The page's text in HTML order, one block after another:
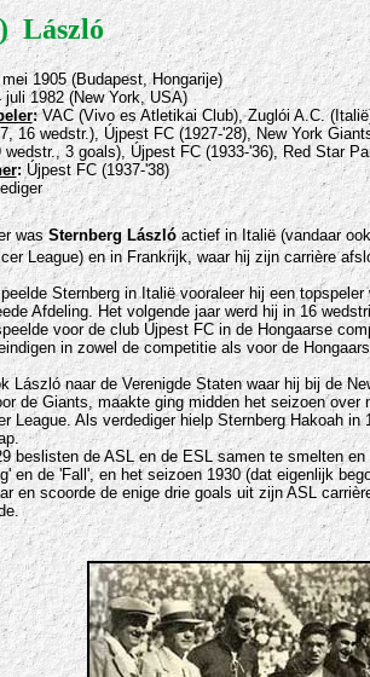
László
1905 (Budapest, Hongarije)
juli 1982 (New York, USA)
:VAC (Vivo es Atletikai Club), Zuglói A.C.
16 wedstr.), Újpest FC (1927-'28),
New York
wedstr., 3 goals), Újpest FC (1933-'36),Red Star
:Újpest FC (1937-'38)
wasSternberg Lászlóactief in Italië (vandaar
League)enin Frankrijk, waar hij zijn carrière
Sternberg in Italië vooraleer hij een
Afdeling. Het volgende jaar werd hij in 16
voor de club Újpest FC in de Hongaarse
in zowel de competitie als voor de
László naar de Verenigde Staten waar hij bij de
de Giants, maakte ging midden het seizoen
League. Als verdediger hielp Sternberg Hakoah
beslisten de ASL en de ESL samen te smelten
en de 'Fall', en het seizoen 1930 (dat eigenlijk
en scoorde de enige drie goals uit zijn ASL